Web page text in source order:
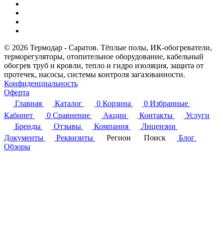
© 2026 Термодар - Саратов. Тёплые полы, ИК-обогреватели,
терморегуляторы, отопительное оборудование, кабельный
обогрев труб и кровли, тепло и гидро изоляция, защита от
протечек, насосы, системы контроля загазованности.
Конфиденциальность
Оферта
Главная
Каталог 0 Корзина 0 Избранные
Кабинет
0 Сравнение Акции Контакты
Услуги
Бренды
Отзывы Компания
Лицензии
Документы
Реквизиты Регион Поиск
Блог
Обзоры